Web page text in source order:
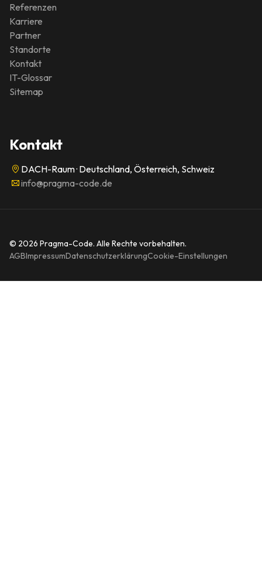
Referenzen
Karriere
Partner
Standorte
Kontakt
IT-Glossar
Sitemap
Kontakt
DACH-Raum · Deutschland, Österreich, Schweiz
info@pragma-code.de
© 2026 Pragma-Code. Alle Rechte vorbehalten.
AGBImpressumDatenschutzerklärungCookie-Einstellungen